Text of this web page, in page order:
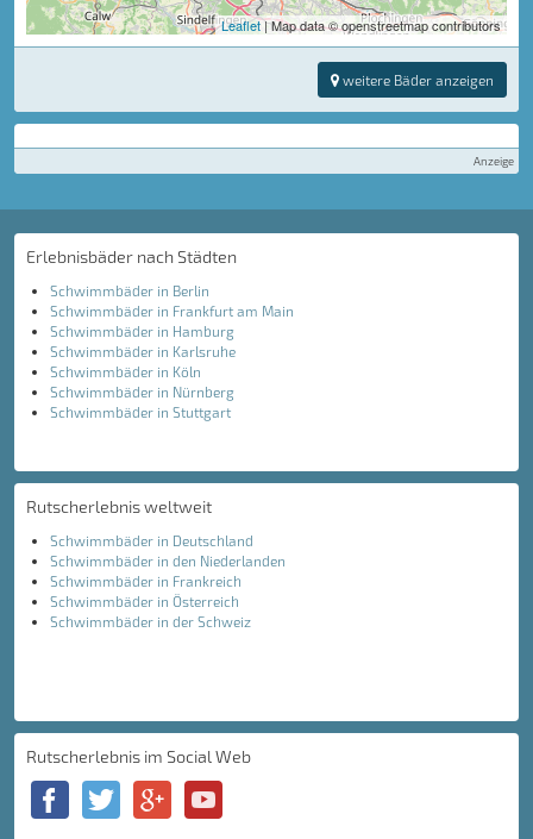
Leaflet| Map data © openstreetmap contributors
weitere Bäder anzeigen
Anzeige
Erlebnisbäder nach Städten
Schwimmbäder in Berlin
Schwimmbäder in Frankfurt am Main
Schwimmbäder in Hamburg
Schwimmbäder in Karlsruhe
Schwimmbäder in Köln
Schwimmbäder in Nürnberg
Schwimmbäder in Stuttgart
Rutscherlebnis weltweit
Schwimmbäder in Deutschland
Schwimmbäder in den Niederlanden
Schwimmbäder in Frankreich
Schwimmbäder in Österreich
Schwimmbäder in der Schweiz
Rutscherlebnis im Social Web